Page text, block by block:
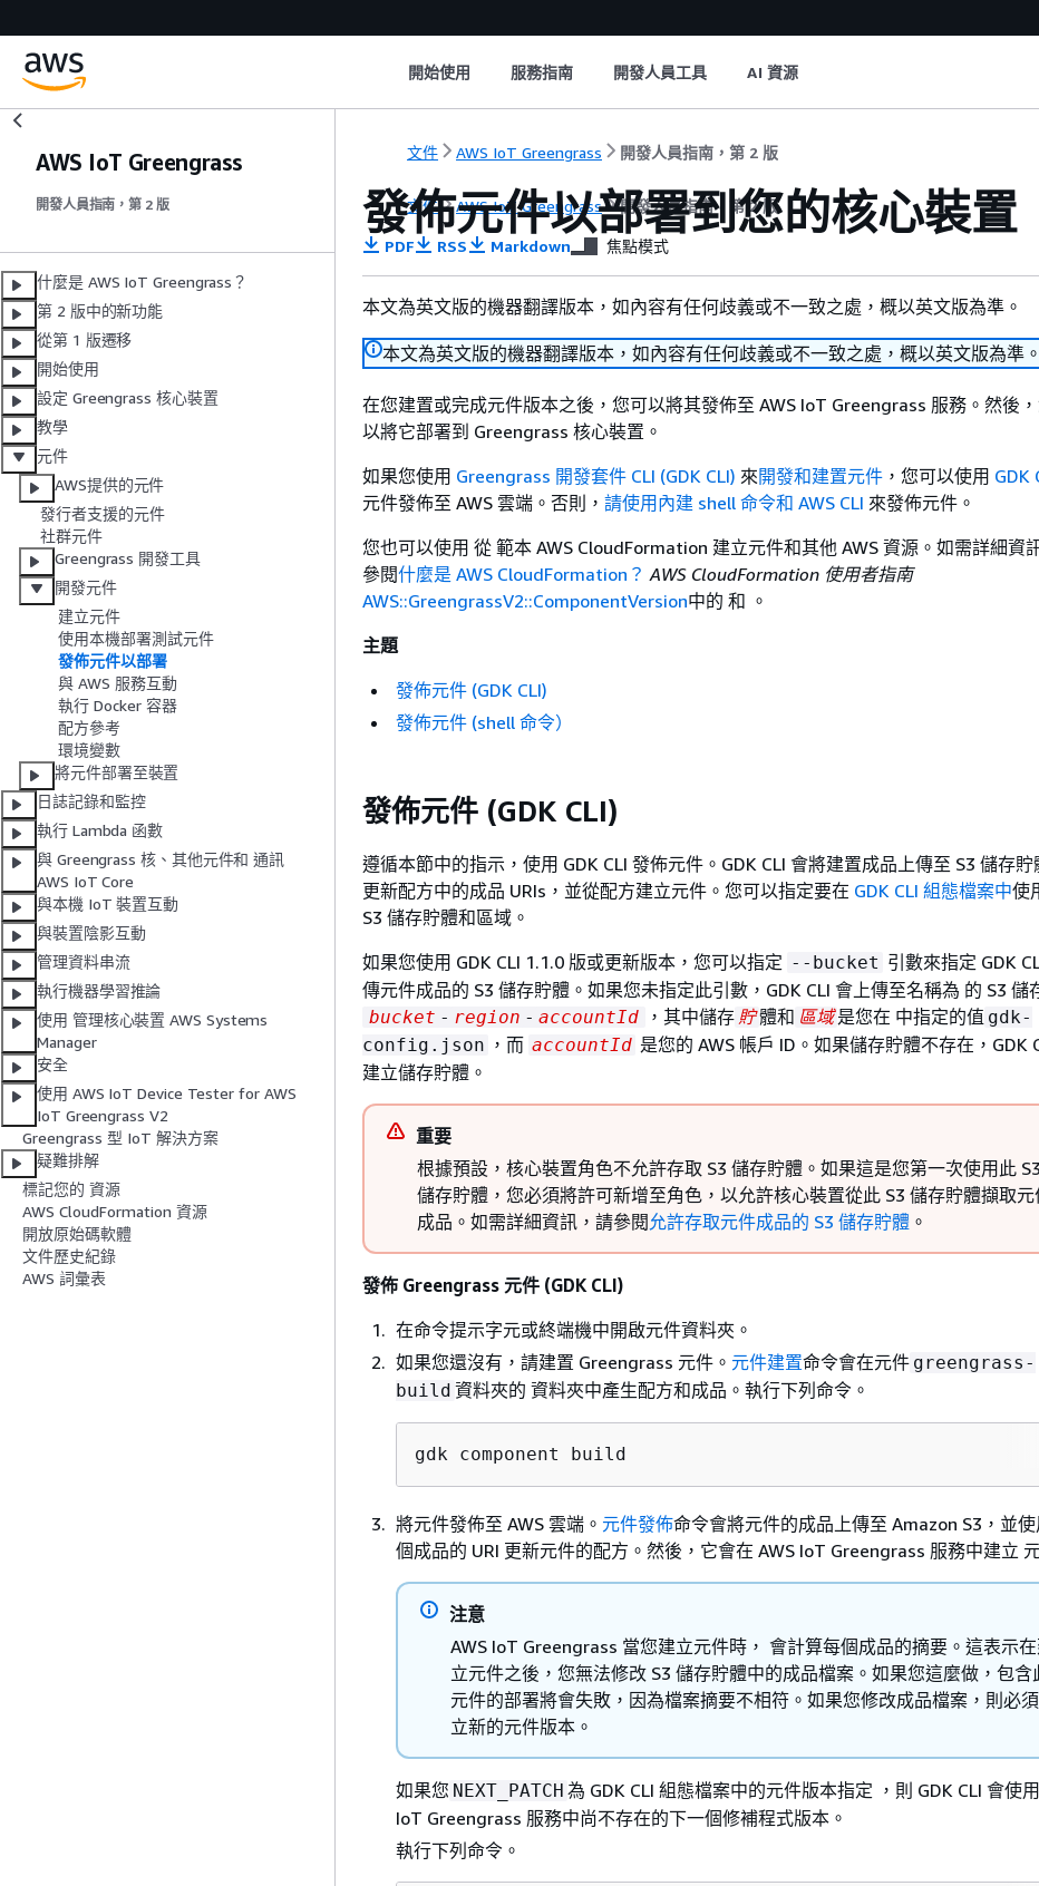
開始使用 服務指南 開發人員工具 AI 資源
AWS IoT Greengrass
開發人員指南，第 2 版
什麼是 AWS IoT Greengrass？
第 2 版中的新功能
從第 1 版遷移
開始使用
設定 Greengrass 核心裝置
教學
元件
AWS提供的元件
發行者支援的元件
社群元件
Greengrass 開發工具
開發元件
建立元件
使用本機部署測試元件
發佈元件以部署
與 AWS 服務互動
執行 Docker 容器
配方參考
環境變數
將元件部署至裝置
日誌記錄和監控
執行 Lambda 函數
與 Greengrass 核、其他元件和 通訊
AWS IoT Core
與本機 IoT 裝置互動
與裝置陰影互動
管理資料串流
執行機器學習推論
使用 管理核心裝置 AWS Systems
Manager
安全
使用 AWS IoT Device Tester for AWS
IoT Greengrass V2
Greengrass 型 IoT 解決方案
疑難排解
標記您的 資源
AWS CloudFormation 資源
開放原始碼軟體
文件歷史紀錄
AWS 詞彙表
文件 AWS IoT Greengrass 開發人員指南，第 2 版
文件 AWS IoT Greengrass 開發人員指南，第 2 版
發佈元件以部署到您的核心裝置
PDF RSS Markdown 焦點模式
本文為英文版的機器翻譯版本，如內容有任何歧義或不一致之處，概以英文版為準。
本文為英文版的機器翻譯版本，如內容有任何歧義或不一致之處，概以英文版為準。
在您建置或完成元件版本之後，您可以將其發佈至 AWS IoT Greengrass 服務。然後
以將它部署到 Greengrass 核心裝置。
如果您使用 Greengrass 開發套件 CLI (GDK CLI) 來開發和建置元件 ，您可以使用 GDK
元件發佈至 AWS 雲端。否則， 請使用內建 shell 命令和 AWS CLI 來發佈元件。
您也可以使用 從 範本 AWS CloudFormation 建立元件和其他 AWS 資源。如需詳細資
參閱什麼是 AWS CloudFormation？ AWS CloudFormation 使用者指南
AWS::GreengrassV2::ComponentVersion中的 和 。
主題
發佈元件 (GDK CLI)
發佈元件 (shell 命令）
發佈元件 (GDK CLI)
遵循本節中的指示，使用 GDK CLI 發佈元件。GDK CLI 會將建置成品上傳至 S3 儲存貯
更新配方中的成品 URIs，並從配方建立元件。您可以指定要在 GDK CLI 組態檔案中使
S3 儲存貯體和區域。
如果您使用 GDK CLI 1.1.0 版或更新版本，您可以指定 --bucket 引數來指定 GDK
傳元件成品的 S3 儲存貯體。 如果您未指定此引數，GDK CLI 會上傳至名稱為 的 S3 儲
bucket - region - accountId ，其中儲存 貯體和 區域 是您在 中指定的值 gdk-
config.json ，而 accountId 是您的 AWS 帳戶 ID。 如果儲存貯體不存在，GDK
建立儲存貯體。
重要
根據預設，核心裝置角色不允許存取 S3 儲存貯體。如果這是您第一次使用此 S3
儲存貯體，您必須將許可新增至角色，以允許核心裝置從此 S3 儲存貯體擷取元
成品。如需詳細資訊，請參閱允許存取元件成品的 S3 儲存貯體 。
發佈 Greengrass 元件 (GDK CLI)
在命令提示字元或終端機中開啟元件資料夾。
如果您還沒有，請建置 Greengrass 元件。 元件建置命令會在元件 greengrass-
build 資料夾的 資料夾中產生配方和成品。執行下列命令。
gdk component build
將元件發佈至 AWS 雲端。 元件發佈命令會將元件的成品上傳至 Amazon S3，並
個成品的 URI 更新元件的配方。然後，它會在 AWS IoT Greengrass 服務中建立
注意
AWS IoT Greengrass 當您建立元件時， 會計算每個成品的摘要。這表示
立元件之後，您無法修改 S3 儲存貯體中的成品檔案。如果您這麼做，包含
元件的部署將會失敗，因為檔案摘要不相符。如果您修改成品檔案，則必
立新的元件版本。
如果您 NEXT_PATCH 為 GDK CLI 組態檔案中的元件版本指定 ，則 GDK CLI 會使
IoT Greengrass 服務中尚不存在的下一個修補程式版本。
執行下列命令。